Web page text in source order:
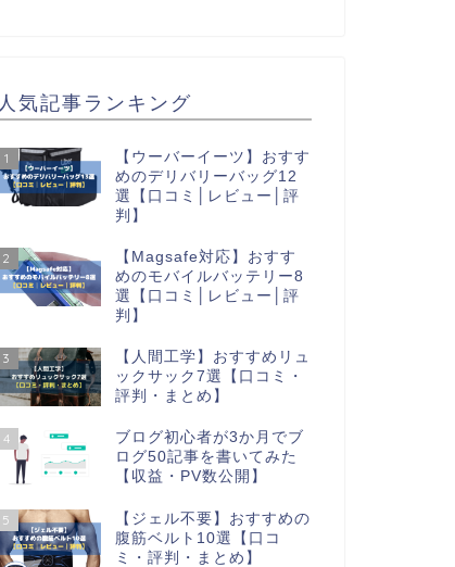
人気記事ランキング
1
【ウーバーイーツ】おすす
めのデリバリーバッグ12
選【口コミ│レビュー│評
判】
2
【Magsafe対応】おすす
めのモバイルバッテリー8
選【口コミ│レビュー│評
判】
3
【人間工学】おすすめリュ
ックサック7選【口コミ・
評判・まとめ】
4
ブログ初心者が3か月でブ
ログ50記事を書いてみた
【収益・PV数公開】
5
【ジェル不要】おすすめの
腹筋ベルト10選【口コ
ミ・評判・まとめ】